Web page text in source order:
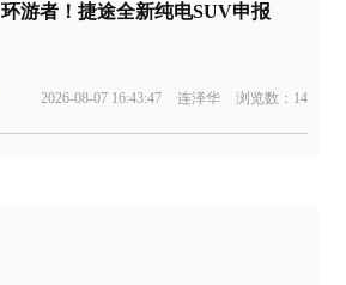
环游者！捷途全新纯电SUV申报
2026-08-07 16:43:47 连泽华 浏览数：14